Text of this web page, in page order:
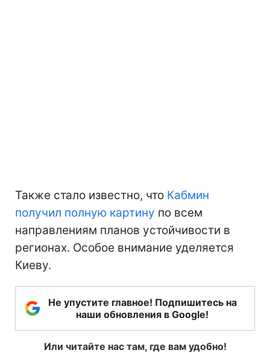
Также стало известно, что Кабмин
получил полную картину по всем
направлениям планов устойчивости в
регионах. Особое внимание уделяется
Киеву.
Не упустите главное! Подпишитесь на
наши обновления в Google!
Или читайте нас там, где вам удобно!